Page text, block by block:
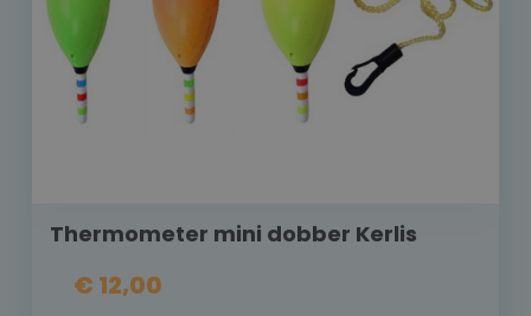
Thermometer mini dobber Kerlis
€ 12,00